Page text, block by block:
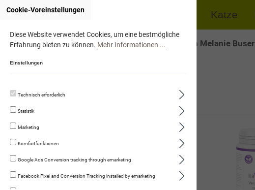
Katze
Onlineshop von Melanie Buser
Fleischmenüs
Kauartikel/Leckerli
Schweizer Würste
Cookie-Voreinstellungen
Diese Website verwendet Cookies, um eine bestmögliche
Erfahrung bieten zu können. Mehr Informationen ...
Einstellungen
Technisch erforderlich
Statistik
Marketing
Komfortfunktionen
Google Ads Conversion tracking through emarketing
Facebook Pixel and Conversion Tracking installed by emarketing